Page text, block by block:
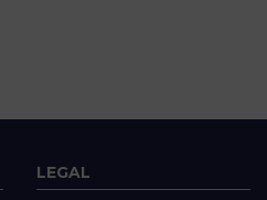
LEGAL